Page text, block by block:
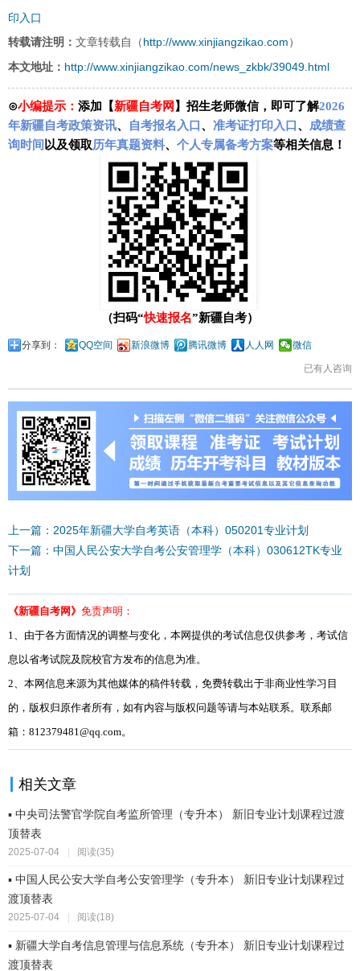
印入口
转载请注明： 文章转载自（ http://www.xinjiangzikao.com ）
本文地址： http://www.xinjiangzikao.com/news_zkbk/39049.html
⊙小编提示： 添加【新疆自考网 】招生老师微信，即可了解2026
年新疆自考政策资讯、 自考报名入口 、 准考证打印入口 、 成绩查
询时间 以及领取历年真题资料、 个人专属备考方案等相关信息！
（扫码“快速报名”新疆自考）
分享到： QQ空间 新浪微博 腾讯微博 人人网 微信
已有人咨询
上一篇：2025年新疆大学自考英语（本科）050201专业计划
下一篇：中国人民公安大学自考公安管理学（本科）030612TK专业
计划
《新疆自考网》 免责声明：
1、由于各方面情况的调整与变化，本网提供的考试信息仅供参考，考试信
息以省考试院及院校官方发布的信息为准。
2、本网信息来源为其他媒体的稿件转载，免费转载出于非商业性学习目
的，版权归原作者所有，如有内容与版权问题等请与本站联系。联系邮
箱：812379481@qq.com。
相关文章
▪ 中央司法警官学院自考监所管理（专升本） 新旧专业计划课程过渡
顶替表
2025-07-04 | 阅读(35)
▪ 中国人民公安大学自考公安管理学（专升本） 新旧专业计划课程过
渡顶替表
2025-07-04 阅读(18)
▪ 新疆大学自考信息管理与信息系统（专升本） 新旧专业计划课程过
渡顶替表